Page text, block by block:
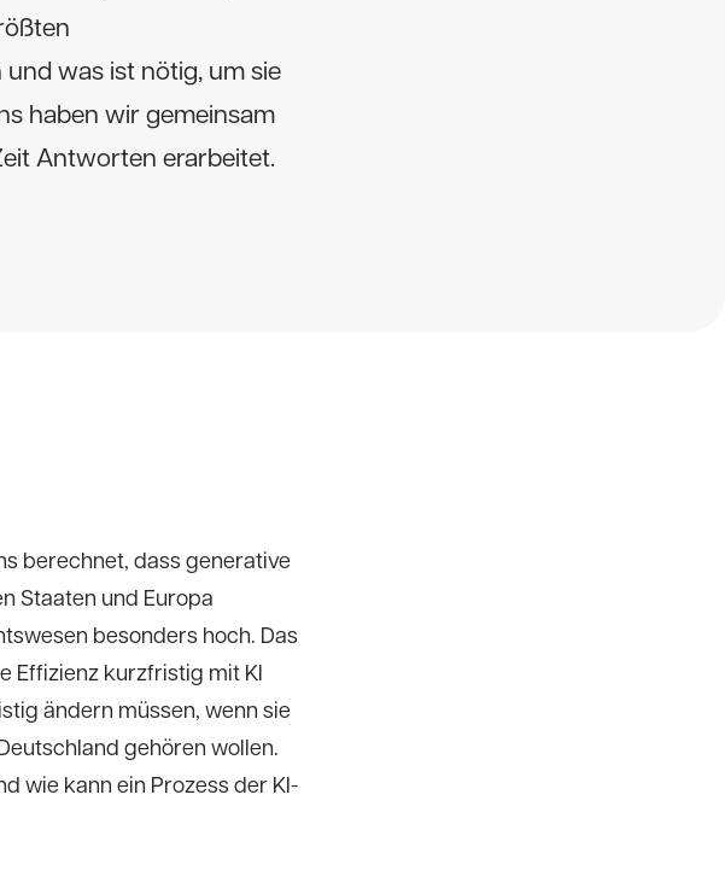
was ist nötig, um sie
haben wir gemeinsam
Antworten erarbeitet.
berechnet, dass generative
Staaten und Europa
besonders hoch. Das
Effizienz kurzfristig mit KI
ändern müssen, wenn sie
gehören wollen.
wie kann ein Prozess der KI-